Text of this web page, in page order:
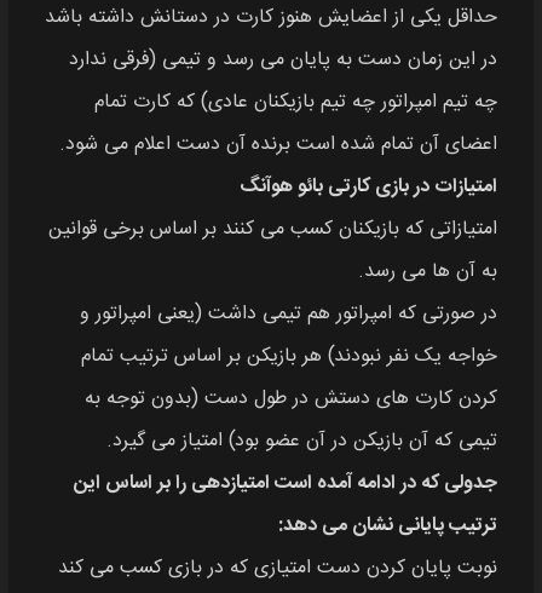
حداقل یکی از اعضایش هنوز کارت در دستانش داشته باشد
در این زمان دست به پایان می رسد و تیمی (فرقی ندارد
چه تیم امپراتور چه تیم بازیکنان عادی) که کارت تمام
اعضای آن تمام شده است برنده آن دست اعلام می شود.
امتیازات در بازی کارتی بائو هوآنگ
امتیازاتی که بازیکنان کسب می کنند بر اساس برخی قوانین
به آن ها می رسد.
در صورتی که امپراتور هم‌ تیمی داشت (یعنی امپراتور و
خواجه یک نفر نبودند) هر بازیکن بر اساس ترتیب تمام
کردن کارت‌ های دستش در طول دست (بدون توجه به
تیمی که آن بازیکن در آن عضو بود) امتیاز می‌ گیرد.
جدولی که در ادامه آمده است امتیازدهی را بر اساس این
ترتیب پایانی نشان می دهد:
نوبت پایان کردن دست امتیازی که در بازی کسب می کند